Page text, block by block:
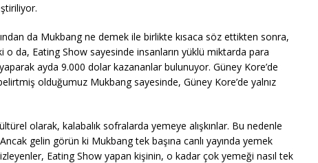
da Mukbang ne demek ile birlikte kısaca söz ettikten sonra,
o da, Eating Show sayesinde insanların yüklü miktarda para
ayda 9.000 dolar kazananlar bulunuyor. Güney Kore’de
olduğumuz Mukbang sayesinde, Güney Kore’de yalnız
olarak, kalabalık sofralarda yemeye alışkınlar. Bu nedenle
gelin görün ki Mukbang tek başına canlı yayında yemek
Eating Show yapan kişinin, o kadar çok yemeği nasıl tek